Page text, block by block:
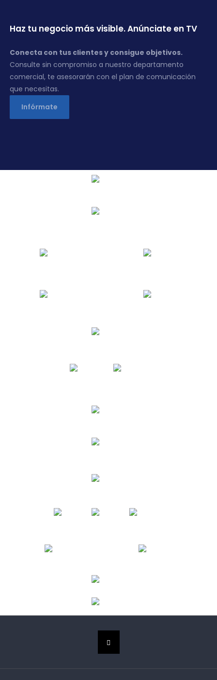
Haz tu negocio más visible. Anúnciate en TV
Conecta con tus clientes y consigue objetivos.
Consulte sin compromiso a nuestro departamento
comercial, te asesorarán con el plan de comunicación
que necesitas.
Infórmate